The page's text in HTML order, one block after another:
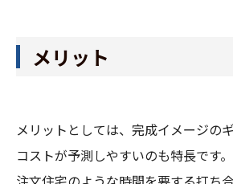
メリット
メリットとしては、完成イメージの
コストが予測しやすいのも特長です。